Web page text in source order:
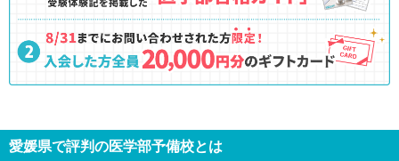
愛媛県で評判の医学部予備校とは